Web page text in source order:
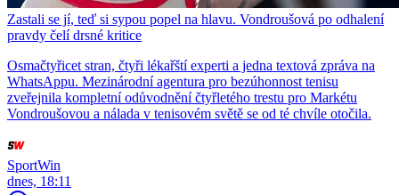
Zastali se jí, teď si sypou popel na hlavu. Vondroušová po odhalení
pravdy čelí drsné kritice
Osmačtyřicet stran, čtyři lékařští experti a jedna textová zpráva na
WhatsAppu. Mezinárodní agentura pro bezúhonnost tenisu
zveřejnila kompletní odůvodnění čtyřletého trestu pro Markétu
Vondroušovou a nálada v tenisovém světě se od té chvíle otočila.
SportWin
dnes, 18:11